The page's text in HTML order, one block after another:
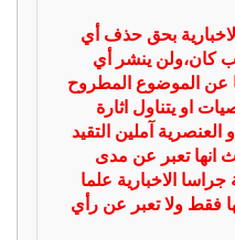
بحق حذف أي
كان،ولن ينشر أي
عن الموضوع المطروح
او يتناول اثارة
العنصرية آملين التقيد
انها تعبر عن مدى
الاخبارية علما
فقط ولا تعبر عن رأي